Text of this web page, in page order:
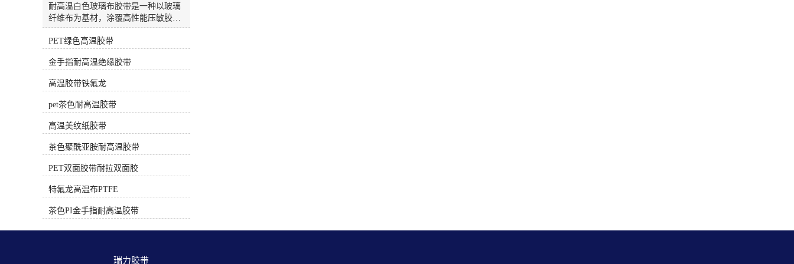
高温，正确使用不留胶）PET绿色/白
色高温胶带材质：绿色或白色聚酯薄
膜。耐温性：约 130°C - 180°C。特
点：绝缘性好，有一定韧性。电子电
带）采用耐高温胶水，在额定温度和
时间下使用后撕除，一般不留残胶。
常用于电路板遮蔽、线圈绝缘、较温
和的焊接保护。三、 遮蔽保护专用
（中低温，专用配方）耐高温美纹纸
胶带材质：皱纹纸+特殊耐高温胶
水。耐温性：根据等级不同，80°C -
220°C 不等。特点：专为喷涂、烤
高温美纹纸胶带（如汽车喷涂级） 在
明）内使用，撕下后不应留残胶。时
间过长或超温使用会导致残胶。应
用：汽车喷漆、家具烤漆、玻璃/陶瓷
喷涂分色。选择与使用核心建议明确
耐高温白色玻璃布胶带是一种以玻璃
纤维布为基材，涂覆高性能压敏胶
（通常为硅胶）的特种胶带。因其出
色的耐热性、绝缘性和机械强度，被
高端工业领域。🔥 核心特性这类胶带
的核心优势在于能承受远超普通胶带
的高温，并提供卓越的物理保护。卓
越的耐温性：这是其较核心的特性。
多数产品可长期耐受200℃的高温，
短期甚至可承受260℃的极端温度。
部分高性能型号，如3M™ 361，能耐
受高达450°F（约232℃） 的温度，间
高。优异的机械强度：玻璃纤维布基
材提供了极高的抗拉强度和耐撕裂
性。例如，日东P-212的抗拉强度可达
323 N/10mm，能有效抵抗磨损和物理
损伤。可靠的电气绝缘性：作为H级
耐热绝缘材料，它具备良好的介电强
东ST-HG-T(R)的击穿电压可达4.5
PET绿色高温胶带
金手指耐高温绝缘胶带
高温胶带铁氟龙
pet茶色耐高温胶带
高温美纹纸胶带
茶色聚酰亚胺耐高温胶带
PET双面胶带耐拉双面胶
特氟龙高温布PTFE
茶色PI金手指耐高温胶带
瑞力胶带